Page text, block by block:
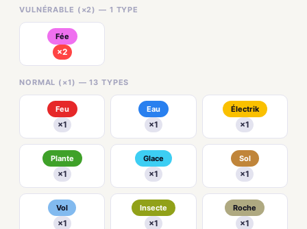
VULNÉRABLE (×2) — 1 TYPE
Fée
×2
NORMAL (×1) — 13 TYPES
Feu
×1
Eau
×1
Électrik
×1
Plante
×1
Glace
×1
Sol
×1
Vol
×1
Insecte
×1
Roche
×1